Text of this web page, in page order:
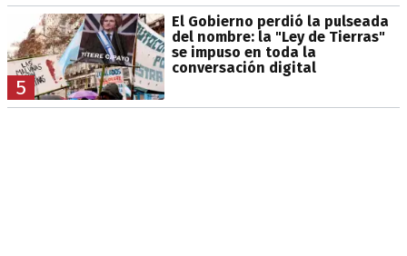
5
El Gobierno perdió la pulseada
del nombre: la "Ley de Tierras"
se impuso en toda la
conversación digital